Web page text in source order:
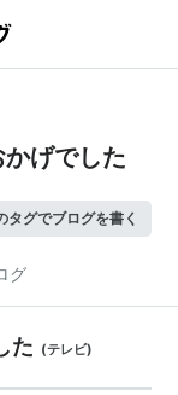
げでした
タグでブログを書く
グ
た (テレビ)